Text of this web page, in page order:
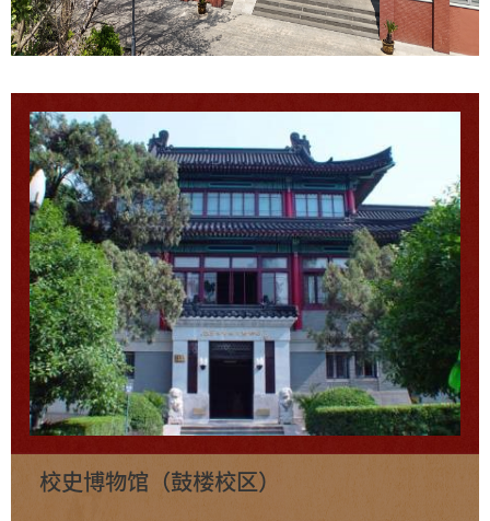
校史博物馆（鼓楼校区）